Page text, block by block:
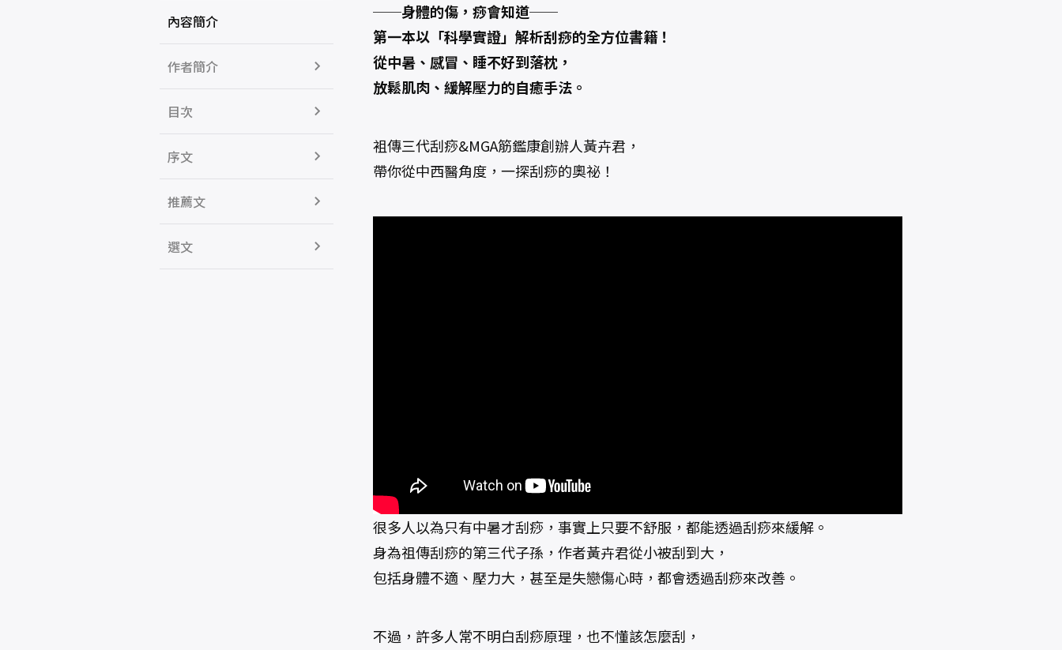
位
X
3
4
個
對
症
從
痧
圖
回
，
內容簡介
作者簡介
目次
序文
推薦文
選文
──身體的傷，痧會知道──
第一本以「科學實證」解析刮痧的全方位書籍！
從中暑、感冒、睡不好到落枕，
放鬆肌肉、緩解壓力的自癒手法。
袓傳三代刮痧&MGA筋鑑康創辦人黃卉君，
帶你從中西醫角度，一探刮痧的奧祕！
很多人以為只有中暑才刮痧，事實上只要不舒服，都能透過刮痧來緩解。
身為祖傳刮痧的第三代子孫，作者黃卉君從小被刮到大，
包括身體不適、壓力大，甚至是失戀傷心時，都會透過刮痧來改善。
不過，許多人常不明白刮痧原理，也不懂該怎麼刮，